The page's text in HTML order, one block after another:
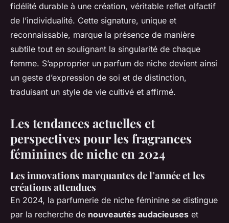
fidélité durable à une création, véritable reflet olfactif
de l’individualité. Cette signature, unique et
reconnaissable, marque la présence de manière
subtile tout en soulignant la singularité de chaque
femme. S’approprier un parfum de niche devient ainsi
un geste d’expression de soi et de distinction,
traduisant un style de vie cultivé et affirmé.
Les tendances actuelles et
perspectives pour les fragrances
féminines de niche en 2024
Les innovations marquantes de l’année et les
créations attendues
En 2024, la parfumerie de niche féminine se distingue
par la recherche de nouveautés audacieuses et